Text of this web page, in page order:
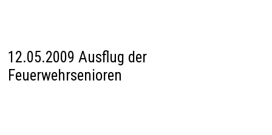
12.05.2009 Ausflug der
Feuerwehrsenioren